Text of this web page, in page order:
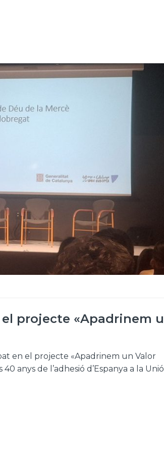
el projecte «Apadrinem
en el projecte «Apadrinem un Valor
anys de l’adhesió d’Espanya a la Unió